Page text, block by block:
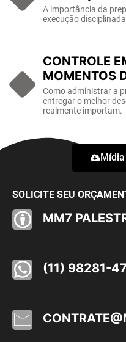
A importância da
execução
CONTROLE
MOMENTOS
Como administrar a
entregar o melhor
realmente importam.
SOLICITE SEU
MM7
(11) 98281-